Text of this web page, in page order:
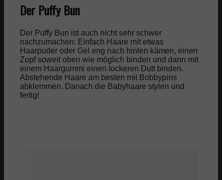
Der Puffy Bun
Der Puffy Bun ist auch nicht sehr schwer
nachzumachen: Einfach Haare mit etwas
Haarpuder oder Gel eng nach hinten kämen, einen
Zopf soweit oben wie möglich binden und dann mit
einem Haargummi einen lockeren Dutt binden.
Abstehende Haare am besten mit Bobbypins
abklemmen. Danach die Babyhaare stylen und
fertig!